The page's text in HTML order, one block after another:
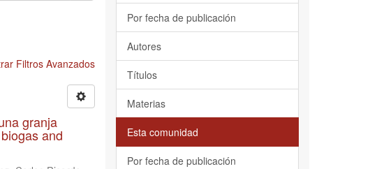
Filtros Avanzados
granja
and
Por fecha de publicación
Autores
Títulos
Materias
Esta comunidad
Por fecha de publicación